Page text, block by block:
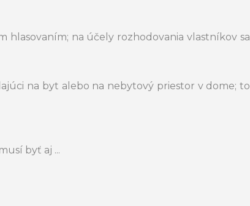
na účely rozhodovania vlastníkov sa
na byt alebo na nebytový priestor v dome; to
byť aj ...